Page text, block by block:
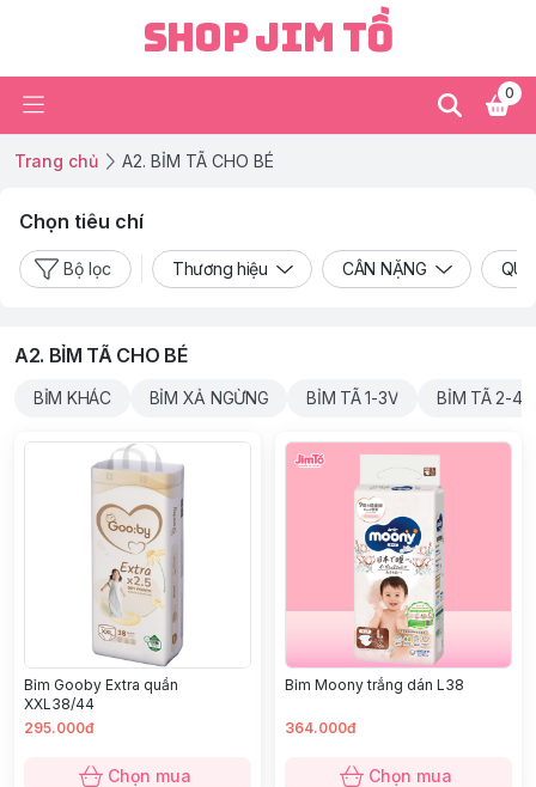
Shop Jim Tồ
0
Trang chủ A2. BỈM TÃ CHO BÉ
Chọn tiêu chí
Bộ lọc Thương hiệu CÂN NẶNG
A2. BỈM TÃ CHO BÉ
BỈM KHÁC BỈM XẢ NGỪNG BỈM TÃ 1-3V BỈM TÃ 2-4V
Bỉm Gooby Extra quần
XXL38/44
295.000đ
Chọn mua
Bỉm Moony trắng dán L38
364.000đ
Chọn mua